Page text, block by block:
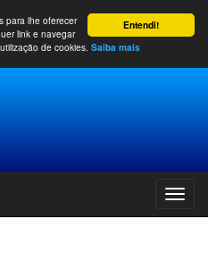
Entendi!
para lhe oferecer
link e navegar
de cookies. Saiba mais